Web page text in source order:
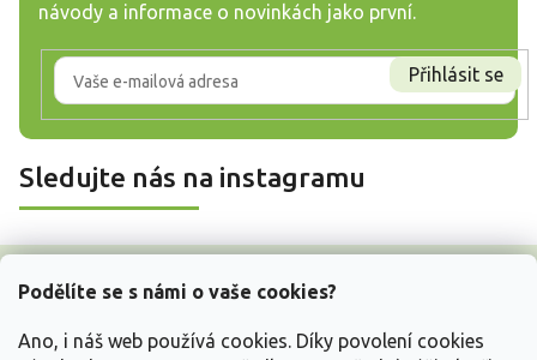
Podělíte se s námi o vaše cookies?
Ano, i náš web používá cookies. Díky povolení cookies
návody a informace o novinkách jako první.
Přihlásit se
Sledujte nás na instagramu
Z